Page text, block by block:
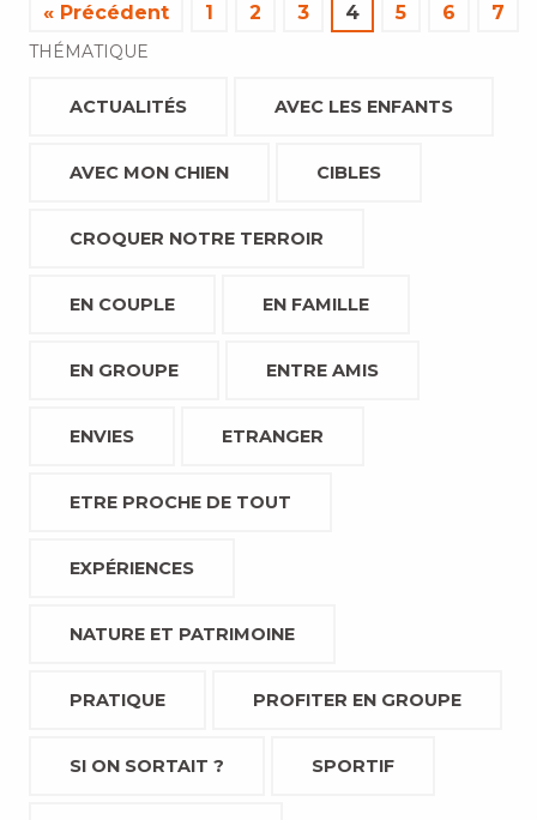
« Précédent 1 2 3 4 5 6 7
THÉMATIQUE
ACTUALITÉS AVEC LES ENFANTS
AVEC MON CHIEN CIBLES
CROQUER NOTRE TERROIR
EN COUPLE EN FAMILLE
EN GROUPE ENTRE AMIS
ENVIES ETRANGER
ETRE PROCHE DE TOUT
EXPÉRIENCES
NATURE ET PATRIMOINE
PRATIQUE PROFITER EN GROUPE
SI ON SORTAIT ? SPORTIF